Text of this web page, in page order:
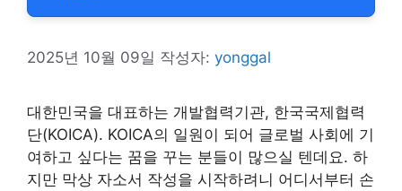
2025년 10월 09일 작성자: yonggal
대한민국을 대표하는 개발협력기관, 한국국제협력
단(KOICA). KOICA의 일원이 되어 글로벌 사회에 기
여하고 싶다는 꿈을 꾸는 분들이 많으실 텐데요. 하
지만 막상 자소서 작성을 시작하려니 어디서부터 손